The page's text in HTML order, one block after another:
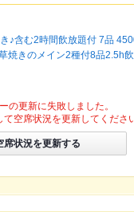
♪含む2時間飲放題付 7品
焼きのメイン2種付8品2.5h
の更新に失敗しました。
空席状況を更新してくださ
席状況を更新する